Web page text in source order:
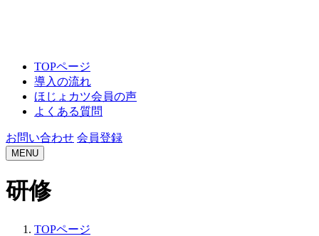
TOPページ
導入の流れ
ほじょカツ会員の声
よくある質問
お問い合わせ 会員登録
MENU
研修
TOPページ